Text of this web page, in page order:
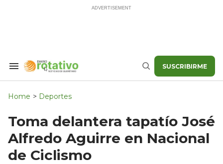
Search
Navigation
Buscar SUSCRIBIRME
Home > Deportes
Toma delantera tapatío José
Alfredo Aguirre en Nacional
de Ciclismo